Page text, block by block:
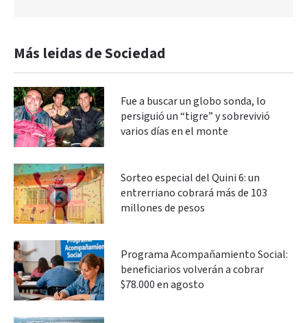
Más leidas de Sociedad
Fue a buscar un globo sonda, lo
persiguió un “tigre” y sobrevivió
varios días en el monte
Sorteo especial del Quini 6: un
entrerriano cobrará más de 103
millones de pesos
Programa Acompañamiento Social:
beneficiarios volverán a cobrar
$78.000 en agosto